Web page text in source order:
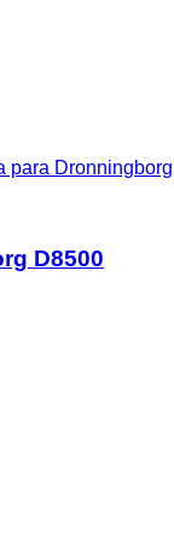
para Dronningborg
D8500